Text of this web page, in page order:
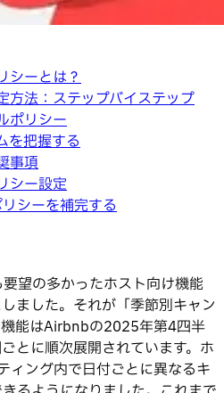
シーとは？
方法：ステップバイステップ
ポリシー
を把握する
事項
シー設定
シーを補完する
望の多かったホスト向け機能
ました。それが「季節別キャン
能はAirbnbの2025年第4四半
とに順次展開されています。ホ
ィング内で日付ごとに異なるキ